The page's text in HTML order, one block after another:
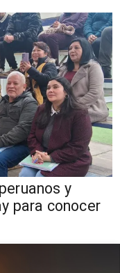
y
para conocer